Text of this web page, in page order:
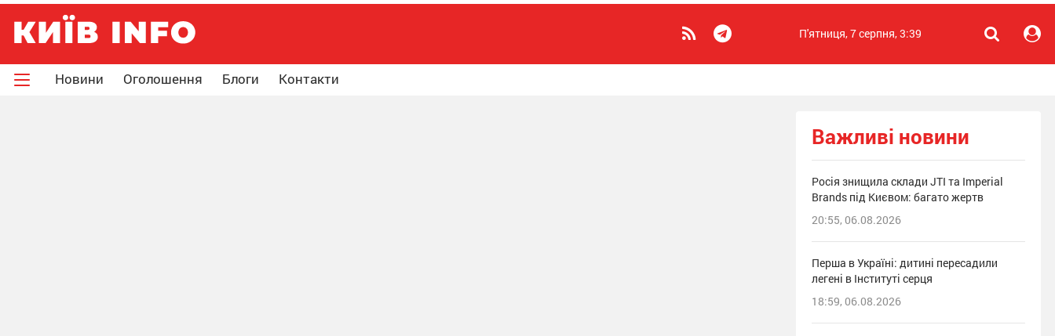
П'ятниця, 7 серпня, 3:39
Новини Оголошення Блоги Контакти
Важливі новини
Росія знищила склади JTI та Imperial
Brands під Києвом: багато жертв
20:55, 06.08.2026
Перша в Україні: дитині пересадили
легені в Інституті серця
18:59, 06.08.2026